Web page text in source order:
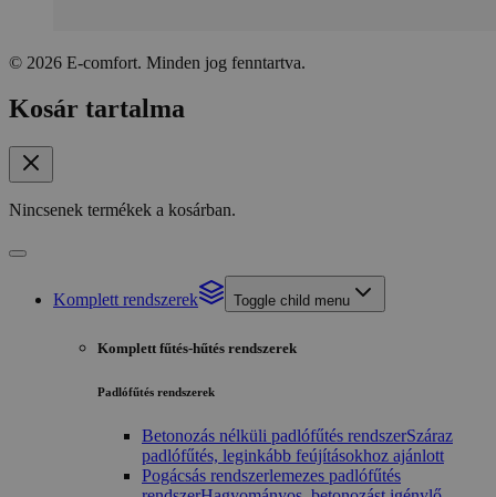
© 2026 E-comfort. Minden jog fenntartva.
Kosár tartalma
Nincsenek termékek a kosárban.
Komplett rendszerek Toggle child menu
Komplett fűtés-hűtés rendszerek
Padlófűtés rendszerek
Betonozás nélküli padlófűtés rendszerSzáraz
padlófűtés, leginkább feújításokhoz ajánlott
Pogácsás rendszerlemezes padlófűtés